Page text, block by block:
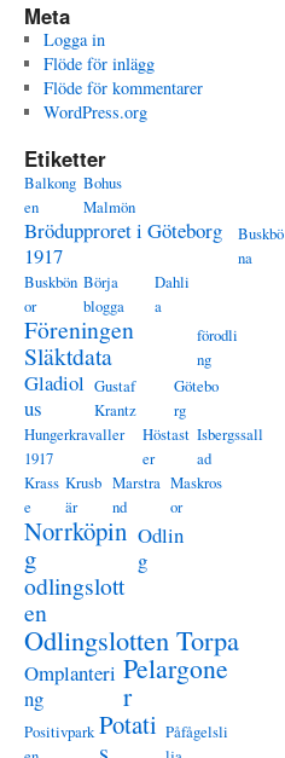
Meta
Logga in
Flöde för inlägg
Flöde för kommentarer
WordPress.org
Etiketter
Balkong
en
Bohus
Malmön
Brödupproret i Göteborg
1917
Buskbö
na
Buskbön
or
Börja
blogga
Dahli
a
Föreningen
Släktdata
förodli
ng
Gladiol
us
Gustaf
Krantz
Götebo
rg
Hungerkravaller
1917
Höstast
er
Isbergssall
ad
Krass
e
Krusb
är
Marstra
nd
Maskros
or
Norrköpin
g
Odlin
g
odlingslott
en
Odlingslotten Torpa
Omplanteri
ng
Pelargone
r
Positivpark Potati Påfågelsli